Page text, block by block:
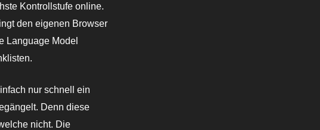
Kontrollstufe online.
den eigenen Browser
Language Model
nur schnell ein
Denn diese
nicht. Die